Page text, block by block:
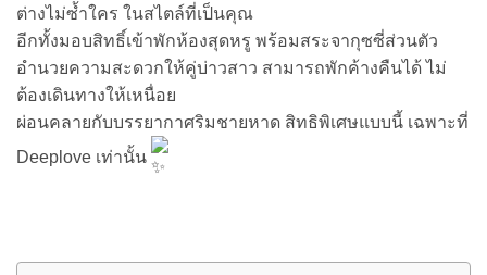
ต่างไม่ซ้ำใคร ในสไตล์ที่เป็นคุณ
อีกทั้งมอบสิทธิ์เข้าพักห้องสุดหรู พร้อมสระจากุซซี่ส่วนตัว
อำนวยความสะดวกให้คู่บ่าวสาว สามารถพักค้างคืนได้ ไม่
ต้องเดินทางให้เหนื่อย
ผ่อนคลายกับบรรยากาศริมชายหาด สิทธิพิเศษแบบนี้ เฉพาะที่
Deeplove เท่านั้น